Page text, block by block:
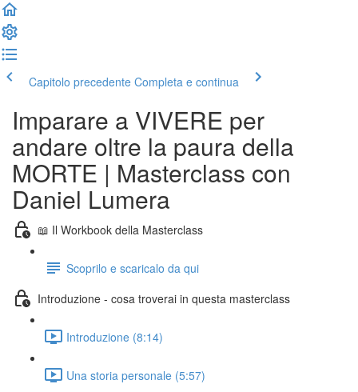
Capitolo precedente Completa e continua
Imparare a VIVERE per
andare oltre la paura della
MORTE | Masterclass con
Daniel Lumera
📖 Il Workbook della Masterclass
Scoprilo e scaricalo da qui
Introduzione - cosa troverai in questa masterclass
Introduzione (8:14)
Una storia personale (5:57)